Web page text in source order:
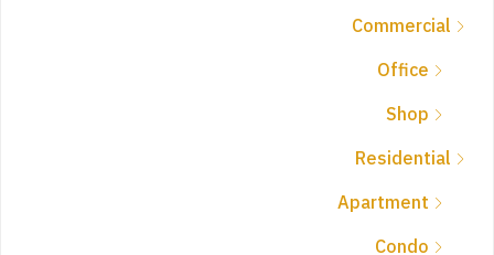
Commercial
Office
Shop
Residential
Apartment
Condo